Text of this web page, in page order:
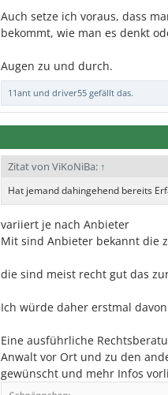
Auch setze ich voraus, dass
bekommt, wie man es denkt
Augen zu und durch.
11ant und driver55 gefällt das.
Zitat von ViKoNiBa: ↑
Hat jemand dahingehend bereits
variiert je nach Anbieter
Mit sind Anbieter bekannt die
die sind meist recht gut das
Ich würde daher erstmal
Eine ausführliche
Anwalt vor Ort und zu den
gewünscht und mehr Infos